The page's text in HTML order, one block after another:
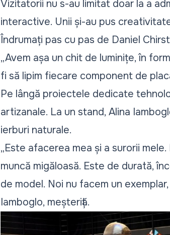
Vizitatorii nu s-au limitat doar la a
interactive. Unii și-au pus
Îndrumați pas cu pas de Daniel
„Avem așa un chit de luminițe, în
fi să lipim fiecare component de
Pe lângă proiectele dedicate
artizanale. La un stand, Alina
ierburi naturale.
„Este afacerea mea și a surorii
muncă migăloasă. Este de durată,
de model. Noi nu facem un
Iamboglo, meșteriță.